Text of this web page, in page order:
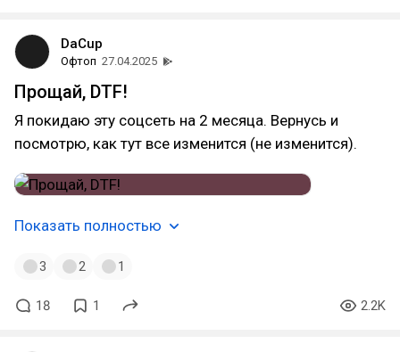
DaCup
Офтоп 27.04.2025
Прощай, DTF!
Я покидаю эту соцсеть на 2 месяца. Вернусь и
посмотрю, как тут все изменится (не изменится).
Показать полностью
3 2 1
18 1 2.2K